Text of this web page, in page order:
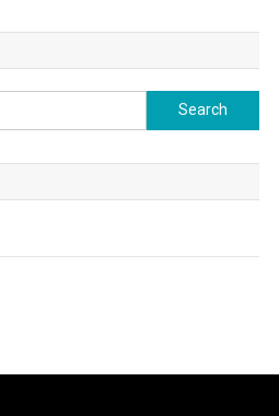
Search
for: